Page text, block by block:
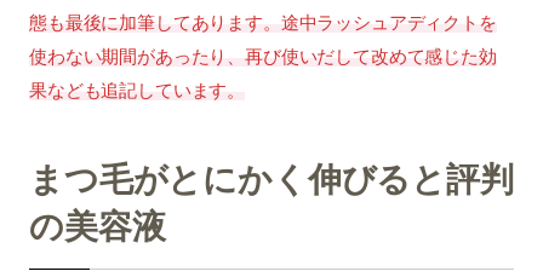
態も最後に加筆してあります。途中ラッシュアディクトを
使わない期間があったり、再び使いだして改めて感じた効
果なども追記しています。
まつ毛がとにかく伸びると評判
の美容液